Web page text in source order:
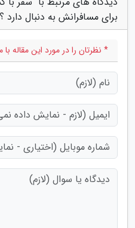
برای مسافرانش به دنبال دارد
* نظرتان را در مورد این مقاله با